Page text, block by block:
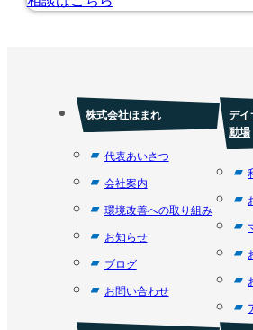
株式会社ほまれ
代表あいさつ
会社案内
環境改善への取り組み
お知らせ
ブログ
お問い合わせ
デ
動場